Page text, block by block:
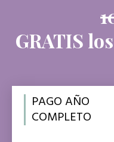
GRATIS
PAGO AÑO
COMPLETO